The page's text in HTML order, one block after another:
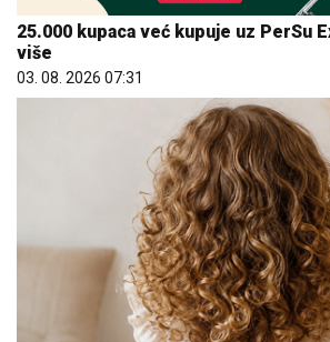
25.000 kupaca već kupuje uz PerSu
više
03. 08. 2026 07:31